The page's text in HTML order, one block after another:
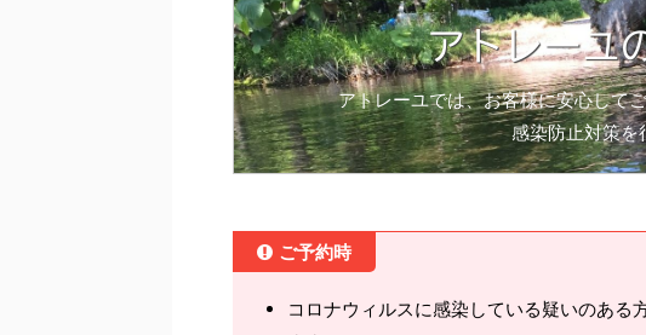
アトレーユ
アトレーユでは、お客様に安心して
感染防止対策を
ご予約時
コロナウィルスに感染している疑いのある